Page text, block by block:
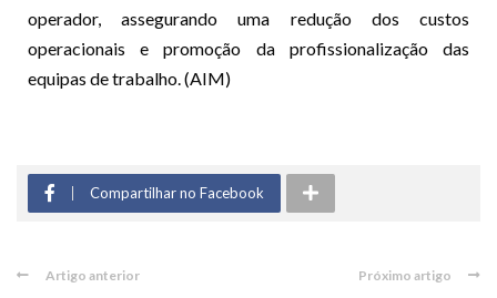
operador, assegurando uma redução dos custos
operacionais e promoção da profissionalização das
equipas de trabalho. (AIM)
Compartilhar no Facebook
Artigo anterior Próximo artigo